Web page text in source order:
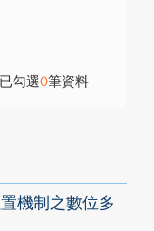
已勾選0筆資料
機制之數位多